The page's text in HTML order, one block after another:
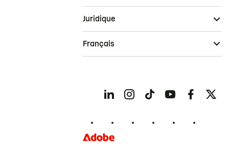
Juridique
Français